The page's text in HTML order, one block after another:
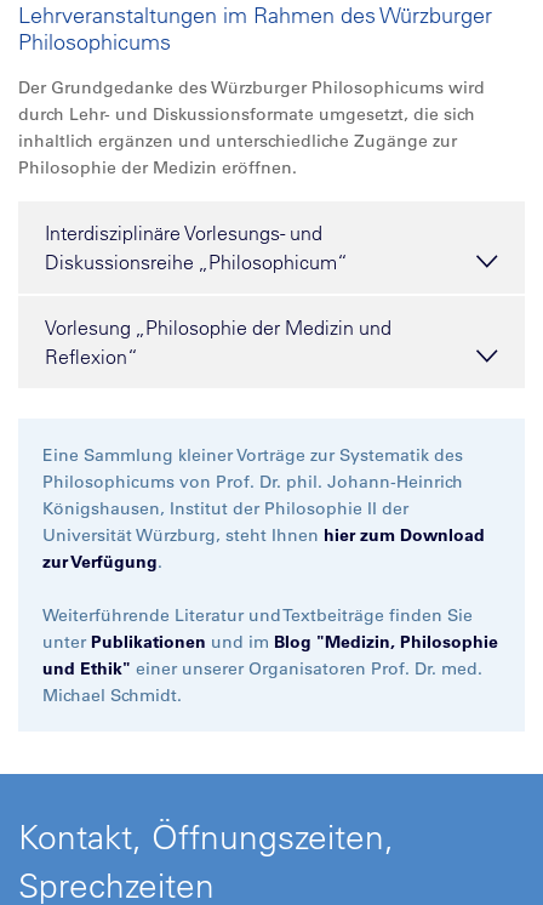
Lehrveranstaltungen im Rahmen des Würzburger
Philosophicums
Der Grundgedanke des Würzburger Philosophicums wird
durch Lehr- und Diskussionsformate umgesetzt, die sich
inhaltlich ergänzen und unterschiedliche Zugänge zur
Philosophie der Medizin eröffnen.
Interdisziplinäre Vorlesungs- und
Diskussionsreihe „Philosophicum“
Vorlesung „Philosophie der Medizin und
Reflexion“
Eine Sammlung kleiner Vorträge zur Systematik des
Philosophicums von Prof. Dr. phil. Johann-Heinrich
Königshausen, Institut der Philosophie II der
Universität Würzburg, steht Ihnen hier zum Download
zur Verfügung.
Weiterführende Literatur und Textbeiträge finden Sie
unter Publikationen und im Blog "Medizin, Philosophie
und Ethik" einer unserer Organisatoren Prof. Dr. med.
Michael Schmidt.
Kontakt, Öffnungszeiten,
Sprechzeiten